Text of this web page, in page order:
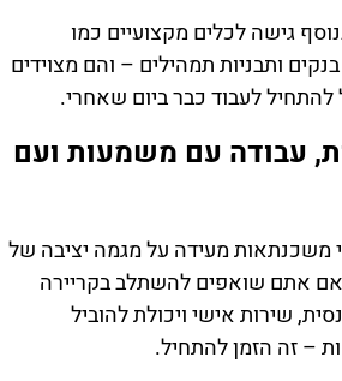
גישה לכלים מקצועיים כמו
ותבניות תמהילים – והם מצוידים
לעבוד כבר ביום שאחרי.
עבודה עם משמעות ועם
משכנתאות מעידה על מגמה יציבה של
אתם שואפים להשתלב בקריירה
שירות אישי ויכולת להוביל
– זה הזמן להתחיל.